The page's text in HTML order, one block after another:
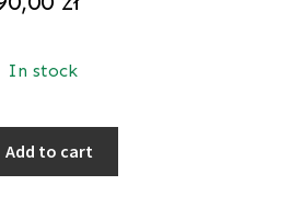
In stock
Add to cart